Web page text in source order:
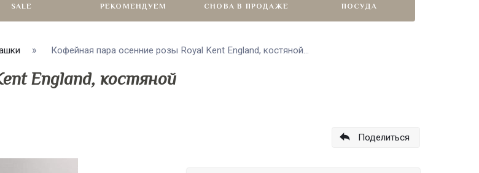
SALE РЕКОМЕНДУЕМ СНОВА В ПРОДАЖЕ ПОСУДА
Кофейная пара осенние розы Royal Kent England, костяной...
England, костяной
Поделиться